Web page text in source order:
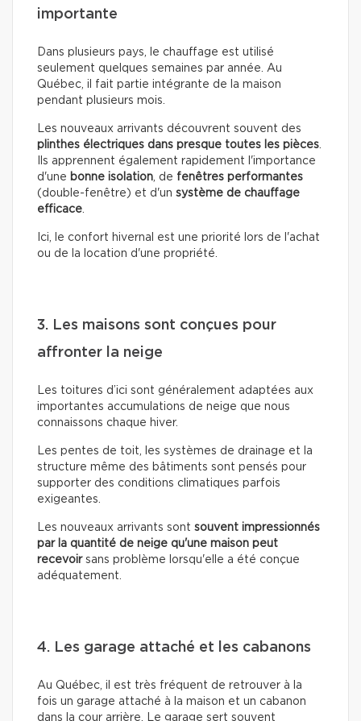
importante
Dans plusieurs pays, le chauffage est utilisé
seulement quelques semaines par année. Au
Québec, il fait partie intégrante de la maison
pendant plusieurs mois.
Les nouveaux arrivants découvrent souvent des
plinthes électriques dans presque toutes les pièces.
Ils apprennent également rapidement l'importance
d'une bonne isolation, de fenêtres performantes
(double-fenêtre) et d'un système de chauffage
efficace.
Ici, le confort hivernal est une priorité lors de l'achat
ou de la location d'une propriété.
3. Les maisons sont conçues pour
affronter la neige
Les toitures d’ici sont généralement adaptées aux
importantes accumulations de neige que nous
connaissons chaque hiver.
Les pentes de toit, les systèmes de drainage et la
structure même des bâtiments sont pensés pour
supporter des conditions climatiques parfois
exigeantes.
Les nouveaux arrivants sont souvent impressionnés
par la quantité de neige qu'une maison peut
recevoirsans problème lorsqu'elle a été conçue
adéquatement.
4. Les garage attaché et les cabanons
Au Québec, il est très fréquent de retrouver à la
fois un garage attaché à la maison et un cabanon
dans la cour arrière. Le garage sert souvent